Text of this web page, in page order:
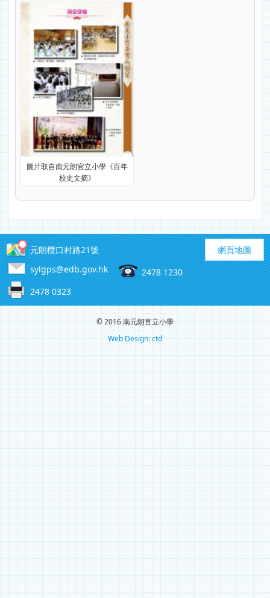
圖片取自南元朗官立小學《百年
校史文摘》
網頁地圖
元朗欖口村路21號
sylgps@edb.gov.hk
2478 1230
2478 0323
© 2016 南元朗官立小學
Web Design: ctd